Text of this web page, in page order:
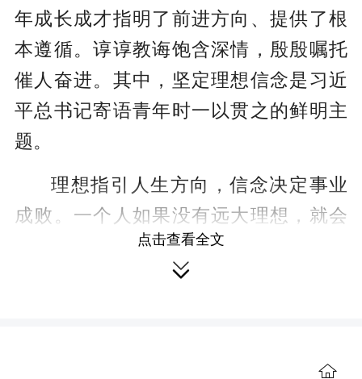
年成长成才指明了前进方向、提供了根
本遵循。谆谆教诲饱含深情，殷殷嘱托
催人奋进。其中，坚定理想信念是习近
平总书记寄语青年时一以贯之的鲜明主
题。
理想指引人生方向，信念决定事业
成败。一个人如果没有远大理想，就会
像王阳明所告诫的那样，“如无舵之舟，
无衔之马，飘荡奔逸”，最终不知所
山。”这是毛泽东17岁时书呈给父亲的一
点击查看全文
